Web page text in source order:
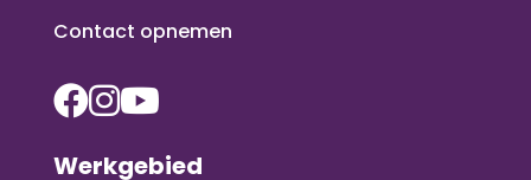
Contact opnemen
Werkgebied